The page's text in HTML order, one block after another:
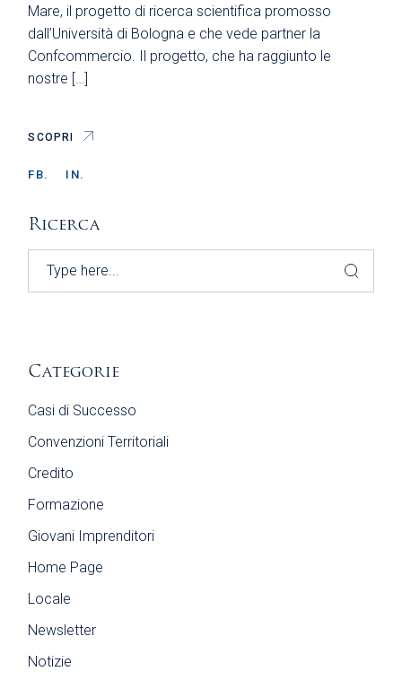
Mare, il progetto di ricerca scientifica promosso
dall’Università di Bologna e che vede partner la
Confcommercio. Il progetto, che ha raggiunto le
nostre […]
SCOPRI
FB. IN.
Ricerca
Search
Categorie
Casi di Successo
Convenzioni Territoriali
Credito
Formazione
Giovani Imprenditori
Home Page
Locale
Newsletter
Notizie